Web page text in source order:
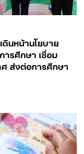
นหน้านโยบาย
รศึกษา เชื่อม
ศ ส่งต่อการศึกษา